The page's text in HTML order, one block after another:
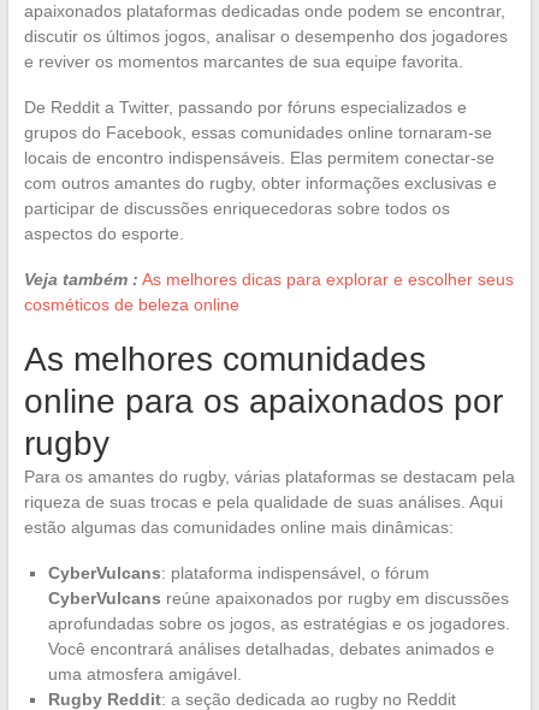
apaixonados plataformas dedicadas onde podem se encontrar,
discutir os últimos jogos, analisar o desempenho dos jogadores
e reviver os momentos marcantes de sua equipe favorita.
De Reddit a Twitter, passando por fóruns especializados e
grupos do Facebook, essas comunidades online tornaram-se
locais de encontro indispensáveis. Elas permitem conectar-se
com outros amantes do rugby, obter informações exclusivas e
participar de discussões enriquecedoras sobre todos os
aspectos do esporte.
Veja também : As melhores dicas para explorar e escolher seus
cosméticos de beleza online
As melhores comunidades
online para os apaixonados por
rugby
Para os amantes do rugby, várias plataformas se destacam pela
riqueza de suas trocas e pela qualidade de suas análises. Aqui
estão algumas das comunidades online mais dinâmicas:
CyberVulcans: plataforma indispensável, o fórum
CyberVulcans reúne apaixonados por rugby em discussões
aprofundadas sobre os jogos, as estratégias e os jogadores.
Você encontrará análises detalhadas, debates animados e
uma atmosfera amigável.
Rugby Reddit: a seção dedicada ao rugby no Reddit